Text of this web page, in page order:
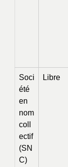
Soci
été
en
nom
coll
ectif
(SN
C)
Libre